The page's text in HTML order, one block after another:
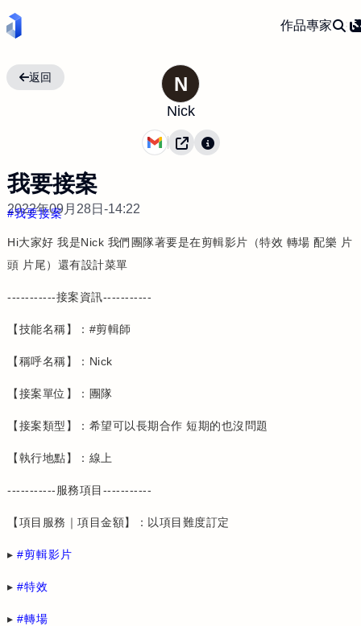
作品專家
返回 N
Nick
我要接案
2022年09月28日-14:22
我要接案
Hi大家好 我是Nick 我們團隊著要是在剪輯影片（特效 轉場 配樂 片
頭 片尾）還有設計菜單
-----------接案資訊-----------
【技能名稱】：#剪輯師
【稱呼名稱】：Nick
【接案單位】：團隊
【接案類型】：希望可以長期合作 短期的也沒問題
【執行地點】：線上
-----------服務項目-----------
【項目服務｜項目金額】：以項目難度訂定
▸ 剪輯影片
▸ 特效
▸ 轉場